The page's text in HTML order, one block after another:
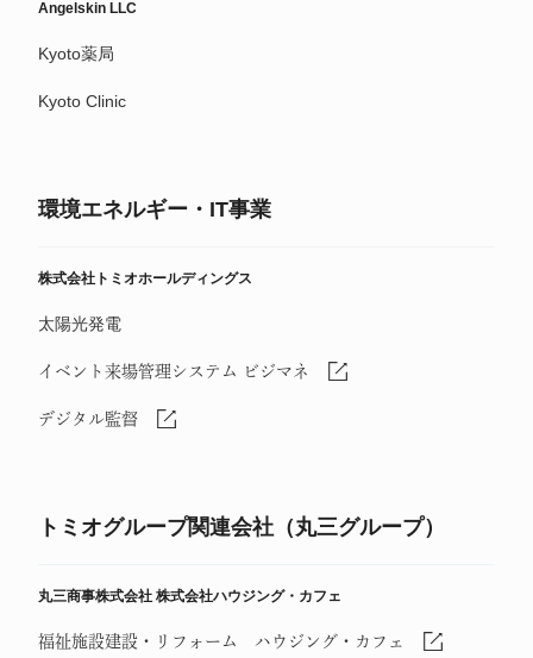
Angelskin LLC
Kyoto薬局
Kyoto Clinic
環境エネルギー・IT事業
株式会社トミオホールディングス
太陽光発電
イベント来場管理システム ビジマネ
デジタル監督
トミオグループ関連会社（丸三グループ）
丸三商事株式会社 株式会社ハウジング・カフェ
福祉施設建設・リフォーム ハウジング・カフェ